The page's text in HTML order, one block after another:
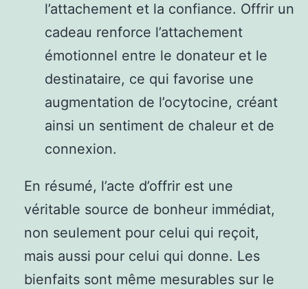
l’attachement et la confiance. Offrir un
cadeau renforce l’attachement
émotionnel entre le donateur et le
destinataire, ce qui favorise une
augmentation de l’ocytocine, créant
ainsi un sentiment de chaleur et de
connexion.
En résumé, l’acte d’offrir est une
véritable source de bonheur immédiat,
non seulement pour celui qui reçoit,
mais aussi pour celui qui donne. Les
bienfaits sont même mesurables sur le